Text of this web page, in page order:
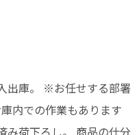
出庫。 ※お任せする部署
内での作業もあります
み荷下ろし。 商品の仕分